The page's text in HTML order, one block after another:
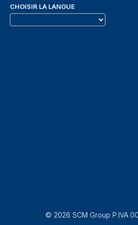
CHOISIR LA LANGUE
© 2026 SCM Group P.IVA